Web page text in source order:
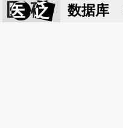
医 砭 数据库